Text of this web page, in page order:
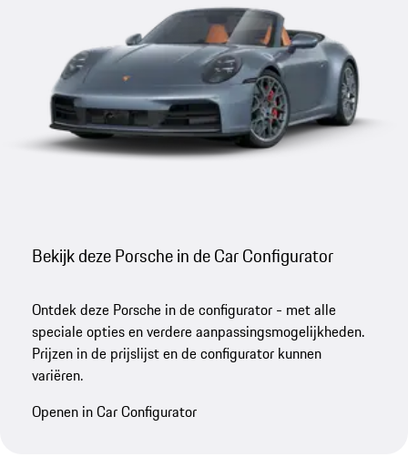
Bekijk deze Porsche in de Car Configurator
Ontdek deze Porsche in de configurator - met alle
speciale opties en verdere aanpassingsmogelijkheden.
Prijzen in de prijslijst en de configurator kunnen
variëren.
Openen in Car Configurator